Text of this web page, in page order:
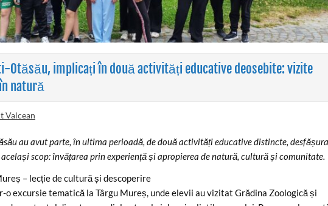
Otăsău, implicați în două activități educative deosebite: vizite
natură
Valcean
au avut parte, în ultima perioadă, de două activități educative distincte,
scop: învățarea prin experiență și apropierea de natură, cultură și comunitate.
– lecție de cultură și descoperire
excursie tematică la Târgu Mureș, unde elevii au vizitat Grădina Zoologică și